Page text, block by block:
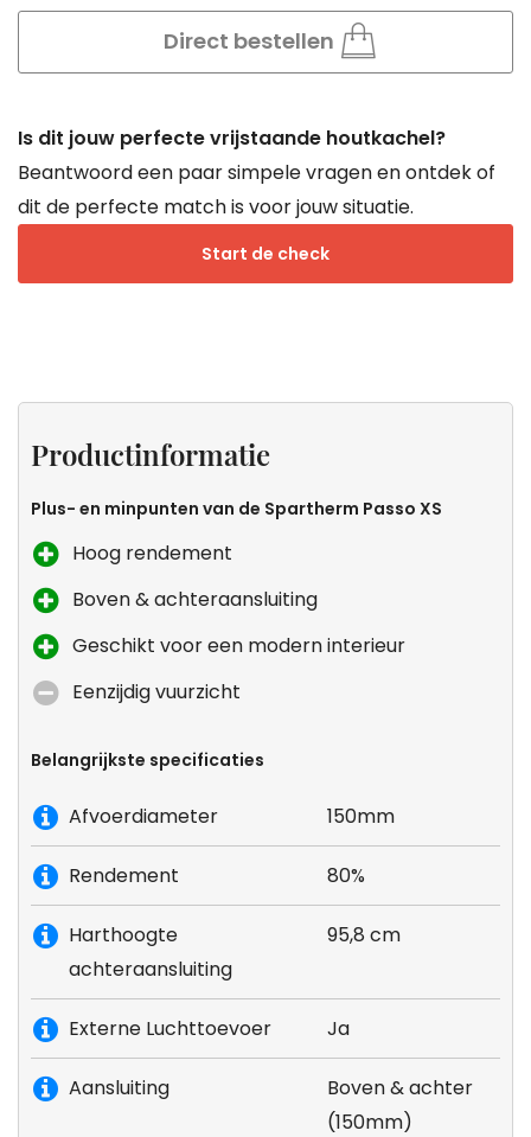
Direct bestellen
Is dit jouw perfecte vrijstaande houtkachel?
Beantwoord een paar simpele vragen en ontdek of
dit de perfecte match is voor jouw situatie.
Start de check
Productinformatie
Plus- en minpunten van de Spartherm Passo XS
Hoog rendement
Boven & achteraansluiting
Geschikt voor een modern interieur
Eenzijdig vuurzicht
Belangrijkste specificaties
Afvoerdiameter 150mm
Rendement 80%
Harthoogte
achteraansluiting
95,8 cm
Externe Luchttoevoer Ja
Aansluiting
Boven & achter
(150mm)